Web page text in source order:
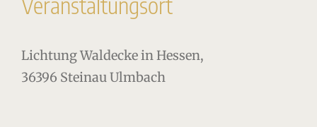
Lichtung Waldecke in Hessen,
36396 Steinau Ulmbach